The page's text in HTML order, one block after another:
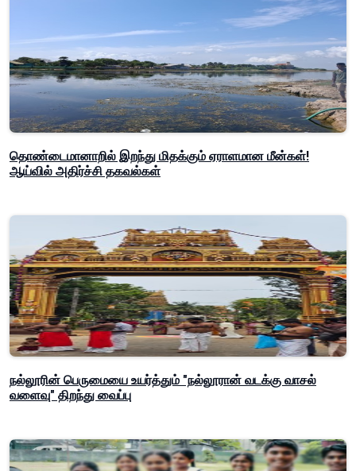
தொண்டைமானாறில் இறந்து மிதக்கும் ஏராளமான மீன்கள்!
ஆய்வில் அதிர்ச்சி தகவல்கள்
நல்லூரின் பெருமையை உயர்த்தும் "நல்லூரான் வடக்கு வாசல்
வளைவு" திறந்து வைப்பு